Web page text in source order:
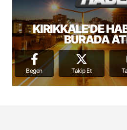
KIRIKKALE'DE
BURADA
Beğen Takip Et